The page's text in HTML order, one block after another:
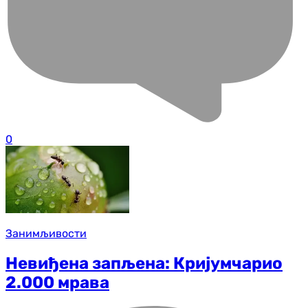
0
Занимљивости
Невиђена запљена: Кријумчарио
2.000 мрава